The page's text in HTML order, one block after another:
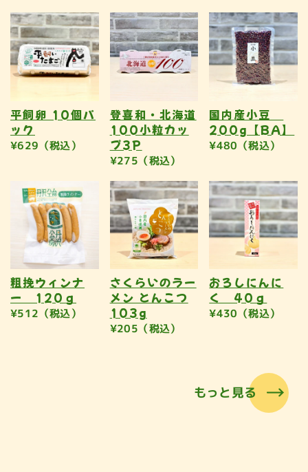
平飼卵 10個パ
ック
¥629（税込）
登喜和・北海道
100小粒カッ
プ3P
¥275（税込）
国内産小豆
200g【BA】
¥480（税込）
粗挽ウィンナ
ー 120ｇ
¥512（税込）
さくらいのラー
メン とんこつ
103g
¥205（税込）
おろしにんに
く 40ｇ
¥430（税込）
もっと見る